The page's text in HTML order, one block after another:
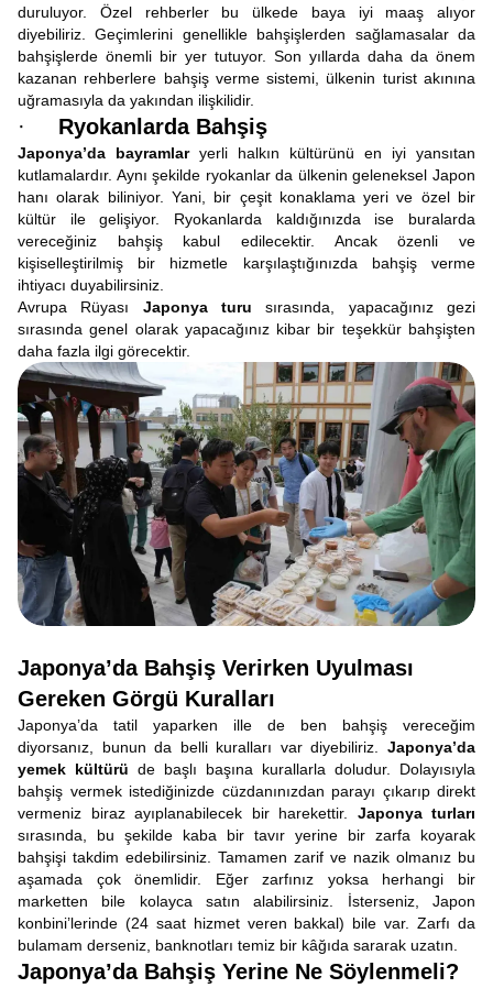
duruluyor. Özel rehberler bu ülkede baya iyi maaş alıyor
diyebiliriz. Geçimlerini genellikle bahşişlerden sağlamasalar da
bahşişlerde önemli bir yer tutuyor. Son yıllarda daha da önem
kazanan rehberlere bahşiş verme sistemi, ülkenin turist akınına
uğramasıyla da yakından ilişkilidir.
· Ryokanlarda Bahşiş
Japonya’da bayramlar yerli halkın kültürünü en iyi yansıtan
kutlamalardır. Aynı şekilde ryokanlar da ülkenin geleneksel Japon
hanı olarak biliniyor. Yani, bir çeşit konaklama yeri ve özel bir
kültür ile gelişiyor. Ryokanlarda kaldığınızda ise buralarda
vereceğiniz bahşiş kabul edilecektir. Ancak özenli ve
kişiselleştirilmiş bir hizmetle karşılaştığınızda bahşiş verme
ihtiyacı duyabilirsiniz.
Avrupa Rüyası Japonya turu sırasında, yapacağınız gezi
sırasında genel olarak yapacağınız kibar bir teşekkür bahşişten
daha fazla ilgi görecektir.
Japonya’da Bahşiş Verirken Uyulması
Gereken Görgü Kuralları
Japonya’da tatil yaparken ille de ben bahşiş vereceğim
diyorsanız, bunun da belli kuralları var diyebiliriz. Japonya’da
yemek kültürü de başlı başına kurallarla doludur. Dolayısıyla
bahşiş vermek istediğinizde cüzdanınızdan parayı çıkarıp direkt
vermeniz biraz ayıplanabilecek bir harekettir. Japonya turları
sırasında, bu şekilde kaba bir tavır yerine bir zarfa koyarak
bahşişi takdim edebilirsiniz. Tamamen zarif ve nazik olmanız bu
aşamada çok önemlidir. Eğer zarfınız yoksa herhangi bir
marketten bile kolayca satın alabilirsiniz. İsterseniz, Japon
konbini’lerinde (24 saat hizmet veren bakkal) bile var. Zarfı da
bulamam derseniz, banknotları temiz bir kâğıda sararak uzatın.
Japonya’da Bahşiş Yerine Ne Söylenmeli?